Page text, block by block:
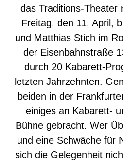
das Traditions-Theater
Freitag, den 11. April,
und Matthias Stich im
der Eisenbahnstraße
durch 20 Kabarett-
letzten Jahrzehnten.
beiden in der
einiges an Kabarett-
Bühne gebracht. Wer
und eine Schwäche für
sich die Gelegenheit